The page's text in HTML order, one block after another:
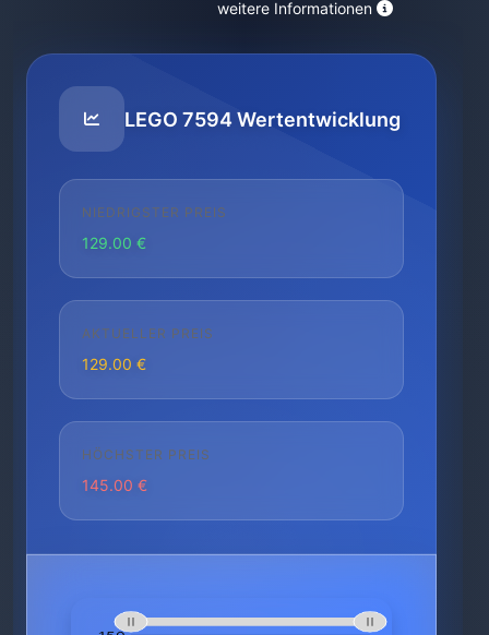
weitere Informationen
LEGO 7594 Wertentwicklung
NIEDRIGSTER PREIS
129.00 €
AKTUELLER PREIS
129.00 €
HÖCHSTER PREIS
145.00 €